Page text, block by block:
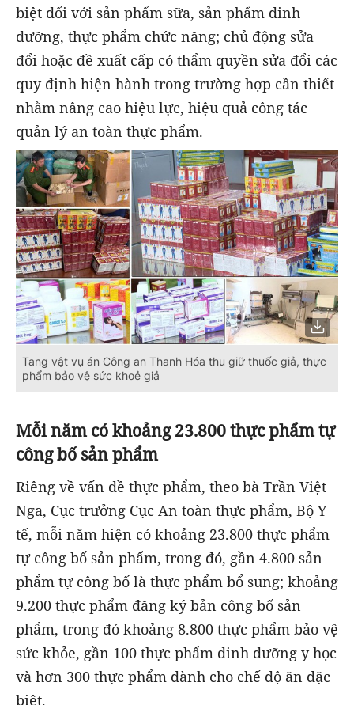
biệt đối với sản phẩm sữa, sản phẩm dinh
dưỡng, thực phẩm chức năng; chủ động sửa
đổi hoặc đề xuất cấp có thẩm quyền sửa đổi các
quy định hiện hành trong trường hợp cần thiết
nhằm nâng cao hiệu lực, hiệu quả công tác
quản lý an toàn thực phẩm.
Tang vật vụ án Công an Thanh Hóa thu giữ thuốc giả, thực
phẩm bảo vệ sức khoẻ giả
Mỗi năm có khoảng 23.800 thực phẩm tự
công bố sản phẩm
Riêng về vấn đề thực phẩm, theo bà Trần Việt
Nga, Cục trưởng Cục An toàn thực phẩm, Bộ Y
tế, mỗi năm hiện có khoảng 23.800 thực phẩm
tự công bố sản phẩm, trong đó, gần 4.800 sản
phẩm tự công bố là thực phẩm bổ sung; khoảng
9.200 thực phẩm đăng ký bản công bố sản
phẩm, trong đó khoảng 8.800 thực phẩm bảo vệ
sức khỏe, gần 100 thực phẩm dinh dưỡng y học
và hơn 300 thực phẩm dành cho chế độ ăn đặc
biệt.